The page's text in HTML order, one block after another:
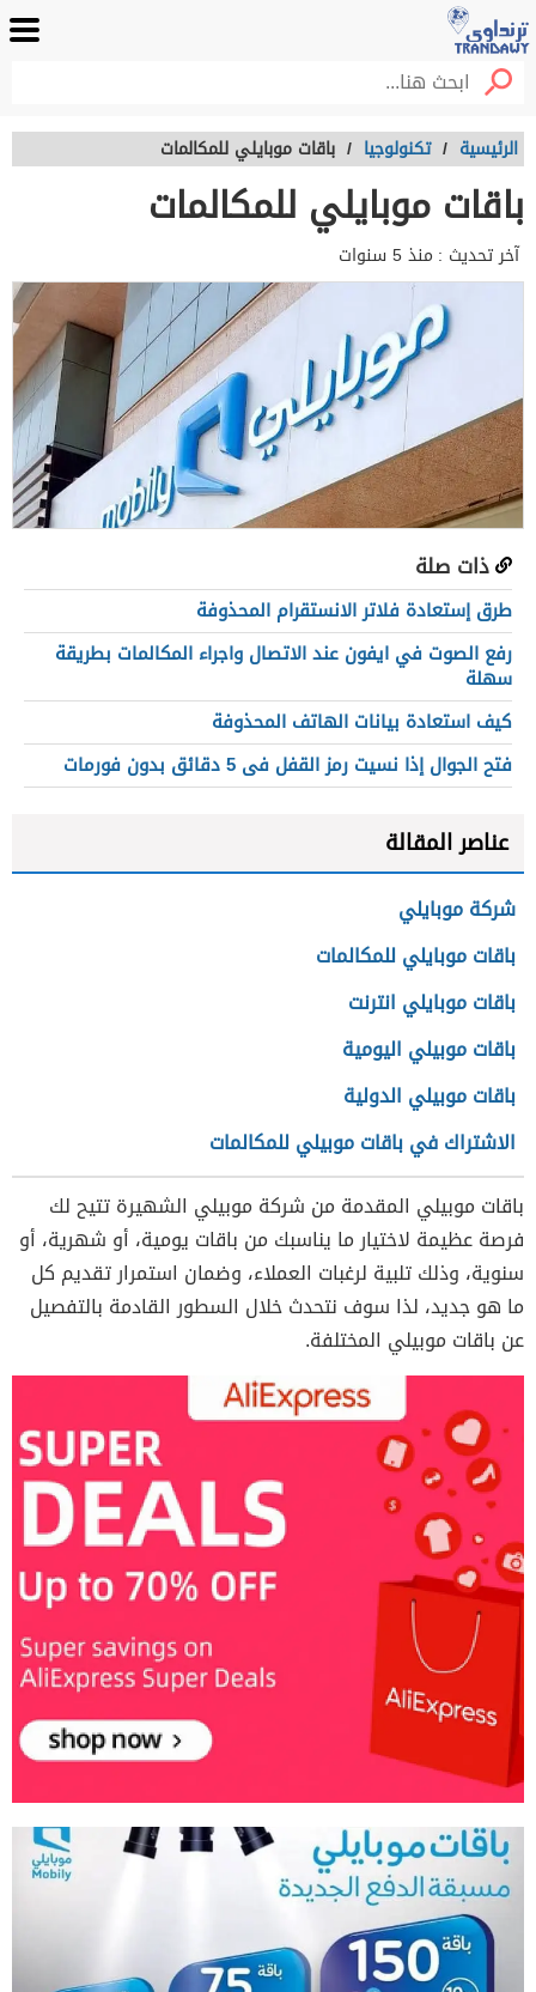
الرئيسية / تكنولوجيا / باقات موبايلي للمكالمات
باقات موبايلي للمكالمات
آخر تحديث : منذ 5 سنوات
ذات صلة
طرق إستعادة فلاتر الانستقرام المحذوفة
رفع الصوت في ايفون عند الاتصال واجراء المكالمات بطريقة
سهلة
كيف استعادة بيانات الهاتف المحذوفة
فتح الجوال إذا نسيت رمز القفل فى 5 دقائق بدون فورمات
عناصر المقالة
شركة موبايلي
باقات موبايلي للمكالمات
باقات موبايلي انترنت
باقات موبيلي اليومية
باقات موبيلي الدولية
الاشتراك في باقات موبيلي للمكالمات
باقات موبيلي المقدمة من شركة موبيلي الشهيرة تتيح لك
فرصة عظيمة لاختيار ما يناسبك من باقات يومية، أو شهرية، أو
سنوية، وذلك تلبية لرغبات العملاء، وضمان استمرار تقديم كل
ما هو جديد، لذا سوف نتحدث خلال السطور القادمة بالتفصيل
عن باقات موبيلي المختلفة.